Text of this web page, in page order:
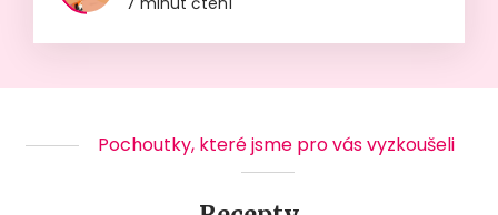
Pochoutky, které jsme pro vás vyzkoušeli